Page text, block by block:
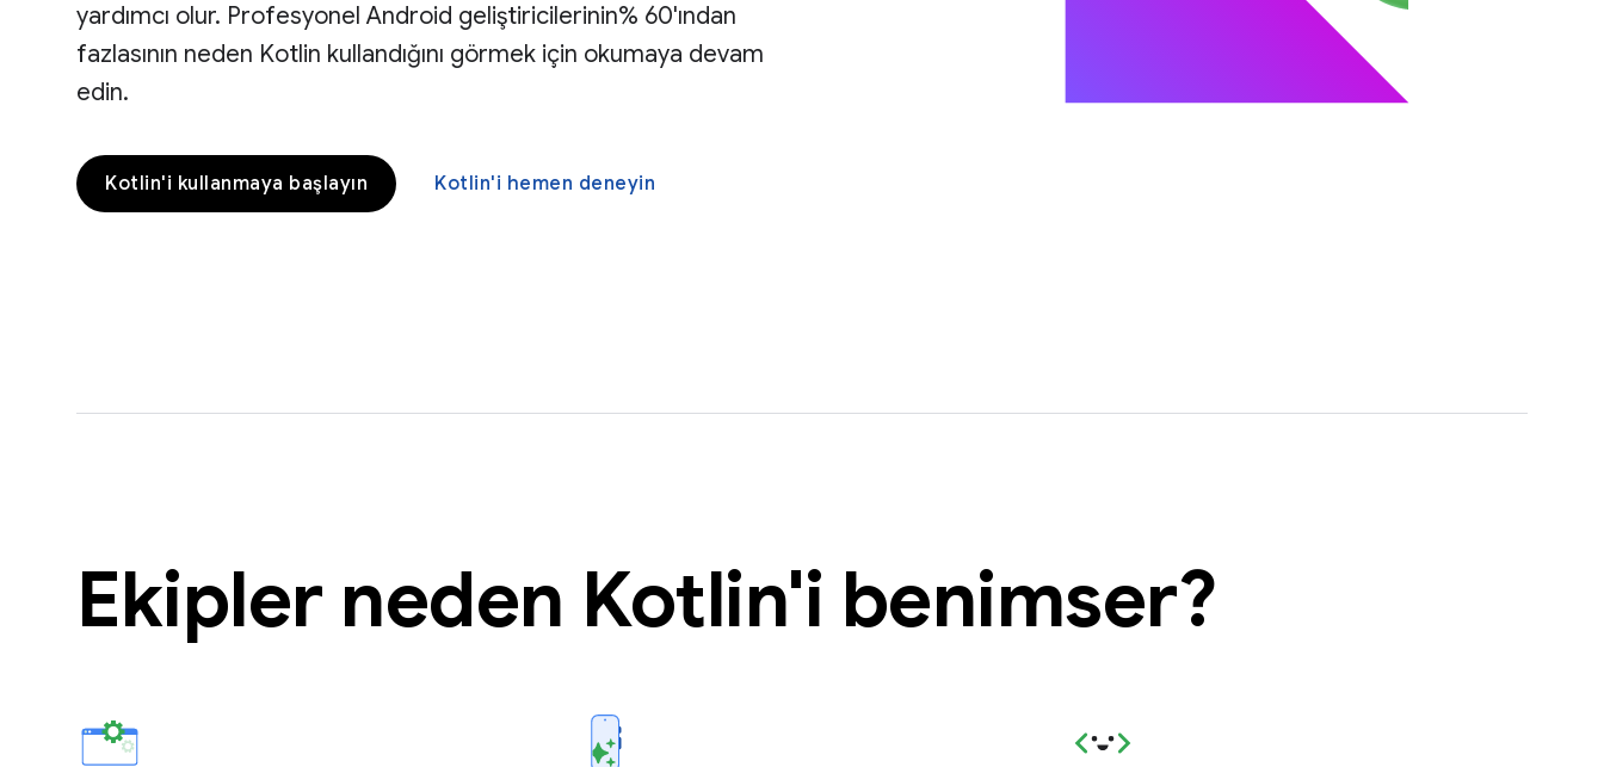
yardımcı olur. Profesyonel Android geliştiricilerinin% 60'ından
fazlasının neden Kotlin kullandığını görmek için okumaya devam
edin.
Kotlin'i kullanmaya başlayın Kotlin'i hemen deneyin
Ekipler neden Kotlin'i benimser?